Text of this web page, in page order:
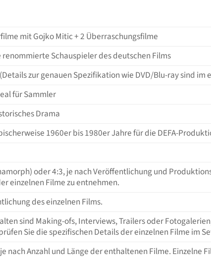
mit Gojko Mitic + 2 Überraschungsfilme
Schauspieler des deutschen Films
zur genauen Spezifikation wie DVD/Blu-ray sind im
für Sammler
Drama
1960er bis 1980er Jahre für die DEFA-
oder 4:3, je nach Veröffentlichung und
einzelnen Filme zu entnehmen.
des einzelnen Films.
sind Making-ofs, Interviews, Trailers oder
Sie die spezifischen Details der einzelnen Filme im
nach Anzahl und Länge der enthaltenen Filme. Einzelne